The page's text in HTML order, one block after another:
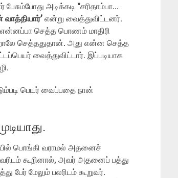
அடிக்கடி “சரிதாம்பா…
வாத்தியார்’என்று வைத்துவிட்டனர்.
செத்த பொணம் மாதிரி
செத்ததுதான். அது என்ன செத்த
வைத்துவிட்டார். இப்படியாக
பெயர் வைப்பதை நான்
பொங்கி வராமல் அதனைச்
கூறினால், அவர் அதனைப் பத்து
பேர் மேலும் பலரிடம் கூறுவர்.